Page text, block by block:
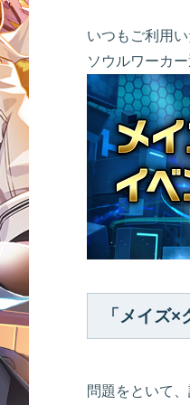
いつもご利用
ソウルワーカ
「メイズ
問題をといて